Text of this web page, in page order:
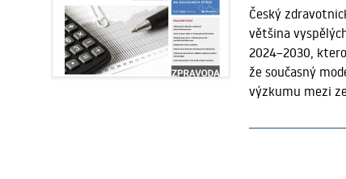
Český
většina
2024–2030,
že současný
výzkumu mezi
medicíně